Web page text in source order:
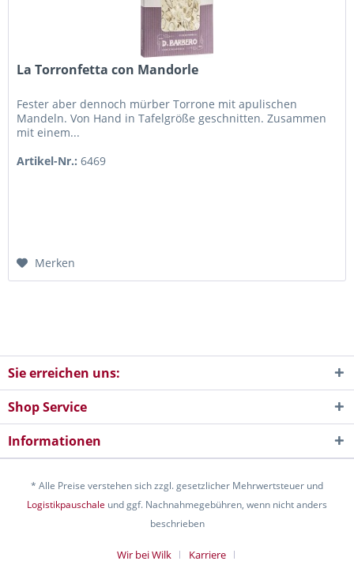
La Torronfetta con Mandorle
Fester aber dennoch mürber Torrone mit apulischen
Mandeln. Von Hand in Tafelgröße geschnitten. Zusammen
mit einem...
Artikel-Nr.: 6469
Merken
Sie erreichen uns:
Shop Service
Informationen
* Alle Preise verstehen sich zzgl. gesetzlicher Mehrwertsteuer und
Logistikpauschale und ggf. Nachnahmegebühren, wenn nicht anders
beschrieben
Wir bei Wilk Karriere